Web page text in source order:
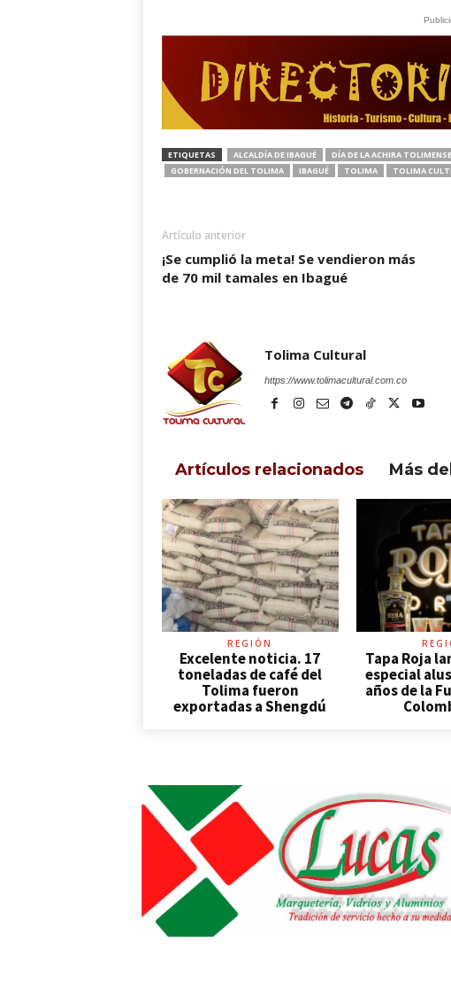
ETIQUETAS ALCALDÍA DE IBAGUÉ DÍA DE LA ACHIRA TOLIMENSE
GOBERNACIÓN DEL TOLIMA
IBAGUÉ TOLIMA TOLIMA
Artículo anterior
¡Se cumplió la meta! Se vendieron más
de 70 mil tamales en Ibagué
Tolima Cultural
https://www.tolimacultural.com.co
Artículos relacionados Más
REGIÓN
Excelente noticia. 17
toneladas de café del
Tolima fueron
exportadas a Shengdú
Tapa Roja
especial
años de la